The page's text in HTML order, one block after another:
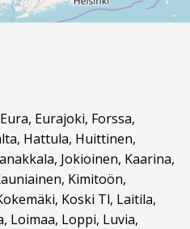
Eurajoki, Forssa,
Hattula, Huittinen,
Jokioinen, Kaarina,
Kimitoön,
Koski Tl, Laitila,
Loimaa, Loppi, Luvia,